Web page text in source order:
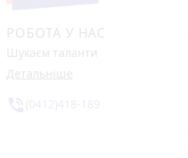
РОБОТА У НАС
Шукаєм таланти
Детальніше